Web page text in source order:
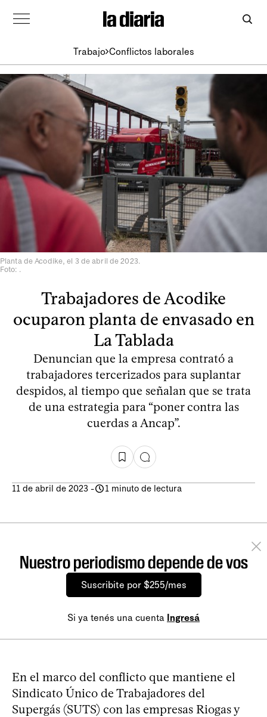
Trabajo Conflictos laborales
Planta de Acodike, el 3 de abril de 2023.
Foto: .
Trabajadores de Acodike
ocuparon planta de envasado en
La Tablada
Denuncian que la empresa contrató a
trabajadores tercerizados para suplantar
despidos, al tiempo que señalan que se trata
de una estrategia para “poner contra las
cuerdas a Ancap”.
11 de abril de 2023 - 1 minuto de lectura
Nuestro periodismo depende de vos
Suscribite por $255/mes
Si ya tenés una cuenta Ingresá
En el marco del conflicto que mantiene el
Sindicato Único de Trabajadores del
Supergás (SUTS) con las empresas Riogas y